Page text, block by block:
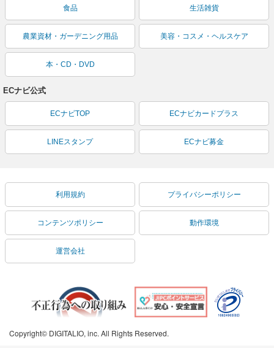
食品 生活雑貨
農業資材・ガーデニング用品 美容・コスメ・ヘルスケア
本・CD・DVD
ECナビ公式
ECナビTOP ECナビカードプラス
LINEスタンプ ECナビ募金
利用規約 プライバシーポリシー
コンテンツポリシー 動作環境
運営会社
Copyright© DIGITALIO, inc. All Rights Reserved.